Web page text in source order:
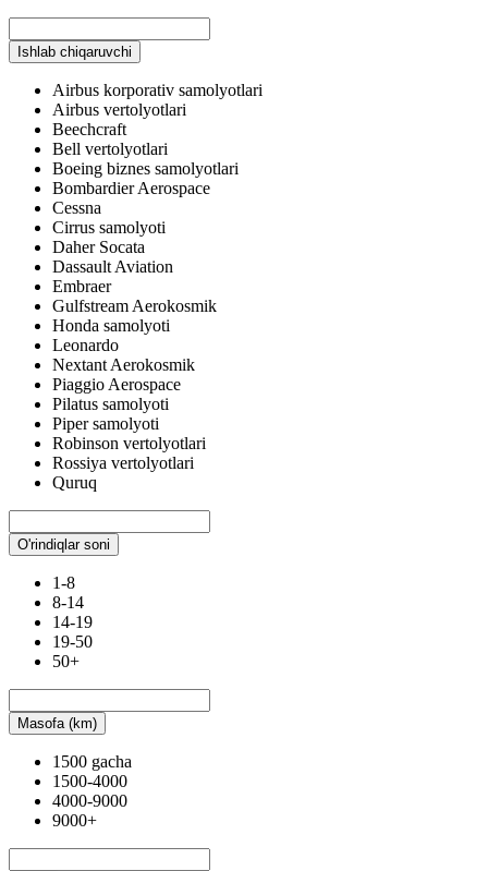
Ishlab chiqaruvchi
Airbus korporativ samolyotlari
Airbus vertolyotlari
Beechcraft
Bell vertolyotlari
Boeing biznes samolyotlari
Bombardier Aerospace
Cessna
Cirrus samolyoti
Daher Socata
Dassault Aviation
Embraer
Gulfstream Aerokosmik
Honda samolyoti
Leonardo
Nextant Aerokosmik
Piaggio Aerospace
Pilatus samolyoti
Piper samolyoti
Robinson vertolyotlari
Rossiya vertolyotlari
Quruq
O'rindiqlar soni
1-8
8-14
14-19
19-50
50+
Masofa (km)
1500 gacha
1500-4000
4000-9000
9000+